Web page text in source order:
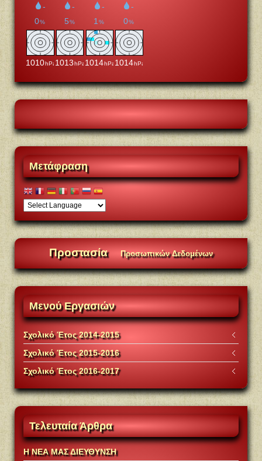
Μετάφραση
Προστασία Προσωπικών Δεδομένων
ΜενούΕργασιών
Σχολικό Έτος 2014-2015
Σχολικό Έτος 2015-2016
Σχολικό Έτος 2016-2017
ΤελευταίαΆρθρα
Η ΝΕΑ ΜΑΣ ΔΙΕΥΘΥΝΣΗ